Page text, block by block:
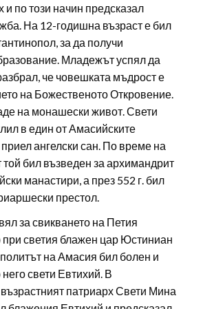
и по този начин предсказал
На 12-годишна възраст е бил
за да получи
Младежът успял да
че човешката мъдрост е
на Божественото Откровение.
на монашески живот. Свети
в един от Амасийските
ангелски сан. По време на
той бил възведен за архимандрит
манастири, а през 552 г. бил
престол.
за свикването на Петия
при светия блажен цар Юстиниан
на Амасия бил болен и
свети Евтихий. В
патриарх Свети Мина